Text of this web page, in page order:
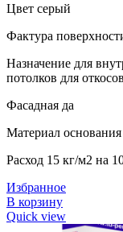
Цвет серый
Фактура
Назначение для
потолков для
Фасадная да
Материал
Расход 15 кг/м2 на
Избранное
В корзину
Quick view